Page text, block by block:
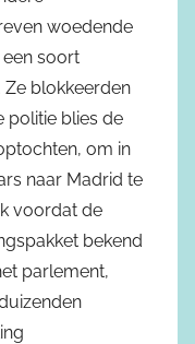
woedende
soort
blokkeerden
politie blies de
om in
naar Madrid te
voordat de
bekend
parlement,